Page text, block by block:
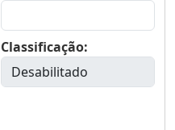
Classificação: